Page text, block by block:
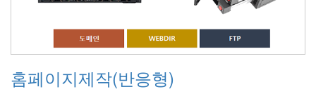
홈페이지제작(반응형)